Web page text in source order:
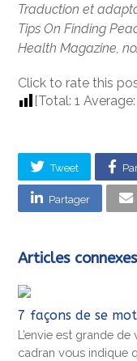
Traduction et
Tips On Finding
Health Magazine,
Click to rate this
[Total:1
Tweet
Partager
Articles connexes
7 façons de se
L’envie est grande
cadran vous indique